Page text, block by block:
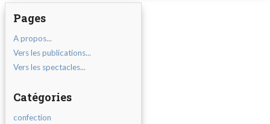
Pages
A propos...
Vers les publications...
Vers les spectacles...
Catégories
confection